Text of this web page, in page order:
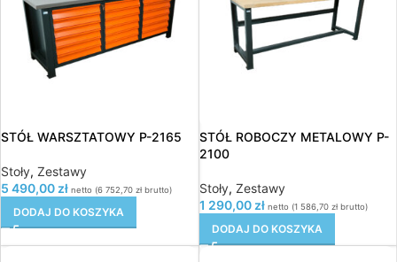
STÓŁ WARSZTATOWY P-2165
Stoły, Zestawy
5 490,00 zł netto (6 752,70 zł brutto)
DODAJ DO KOSZYKA
STÓŁ ROBOCZY METALOWY P-
2100
Stoły, Zestawy
1 290,00 zł netto (1 586,70 złbrutto)
DODAJ DO KOSZYKA